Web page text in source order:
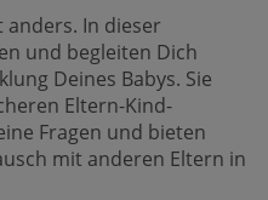
anders. In dieser
und begleiten Dich
Deines Babys. Sie
Eltern-Kind-
Fragen und bieten
mit anderen Eltern in